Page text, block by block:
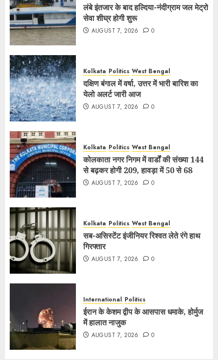
लंबे इंतजार के बाद हल्दिया-नंदीग्राम जल मेट्रो
सेवा शीघ्र होगी शुरू
AUGUST 7, 2026 0
Kolkata Politics West Bengal
दक्षिण बंगाल में वर्षा, उत्तर में भारी बारिश का
येलो अलर्ट जारी आज
AUGUST 7, 2026 0
Kolkata Politics West Bengal
कोलकाता नगर निगम में वार्डों की संख्या 144
से बढ़कर होगी 209, हावड़ा में 50 से 68
AUGUST 7, 2026 0
Kolkata Politics West Bengal
सब-असिस्टेंट इंजीनियर रिश्वत लेते रंगे हाथ
गिरफ्तार
AUGUST 7, 2026 0
International Politics
ईरान के केशम द्वीप के आसपास धमाके, होर्मुज
में हालात नाजुक
AUGUST 7, 2026 0